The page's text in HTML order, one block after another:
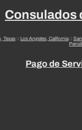
Consulados
Texas :: Los Angeles, California ::
Pago de